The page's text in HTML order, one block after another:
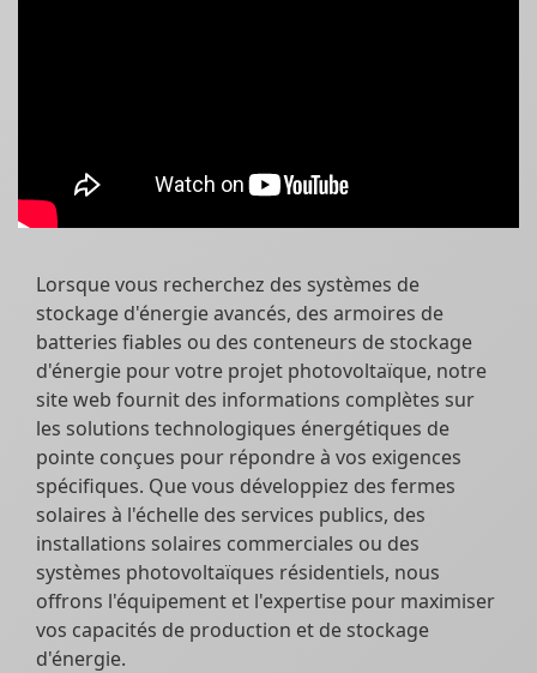
Lorsque vous recherchez des systèmes de
stockage d'énergie avancés, des armoires de
batteries fiables ou des conteneurs de stockage
d'énergie pour votre projet photovoltaïque, notre
site web fournit des informations complètes sur
les solutions technologiques énergétiques de
pointe conçues pour répondre à vos exigences
spécifiques. Que vous développiez des fermes
solaires à l'échelle des services publics, des
installations solaires commerciales ou des
systèmes photovoltaïques résidentiels, nous
offrons l'équipement et l'expertise pour maximiser
vos capacités de production et de stockage
d'énergie.